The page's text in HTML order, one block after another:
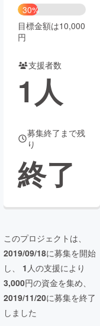
Creation
コミュニティ
30%
目標金額は10,000
円
支援者数
1人
募集終了まで残
り
終了
このプロジェクトは、
2019/09/18に募集を開始
し、 1 人の支援により
3,000円の資金を集め、
2019/11/20に募集を終了
しました